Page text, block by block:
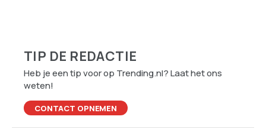
TIP DE REDACTIE
Heb je een tip voor op Trending.nl? Laat het ons
weten!
CONTACT OPNEMEN